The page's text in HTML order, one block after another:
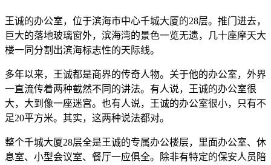
王诚的办公室，位于滨海市中心千城大厦的28层。推门进去，
巨大的落地玻璃窗外，滨海湾的景色一览无遗，几十座摩天大
楼一同分割出滨海标志性的天际线。
多年以来，王诚都是商界的传奇人物。关于他的办公室，外界
一直流传着两种截然不同的讲法。有人说，王诚的办公室很
大，大到像一座迷宫。也有人说，王诚的办公室很小，只有不
足20平方米。其实，这两种说法都对。
整个千城大厦28层全是王诚的专属办公楼层，里面办公室、休
息室、小型会议室、餐厅一应俱全。除非有特定的保安人员陪